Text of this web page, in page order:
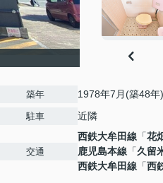
築年 1978年7月(築48年)
駐車 近隣
交通
西鉄大牟田線 「花
鹿児島本線 「久留
西鉄大牟田線 「西